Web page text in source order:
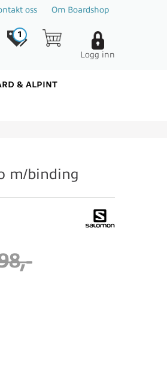
oss Om Boardshop
Logg inn
1
& ALPINT
m/binding